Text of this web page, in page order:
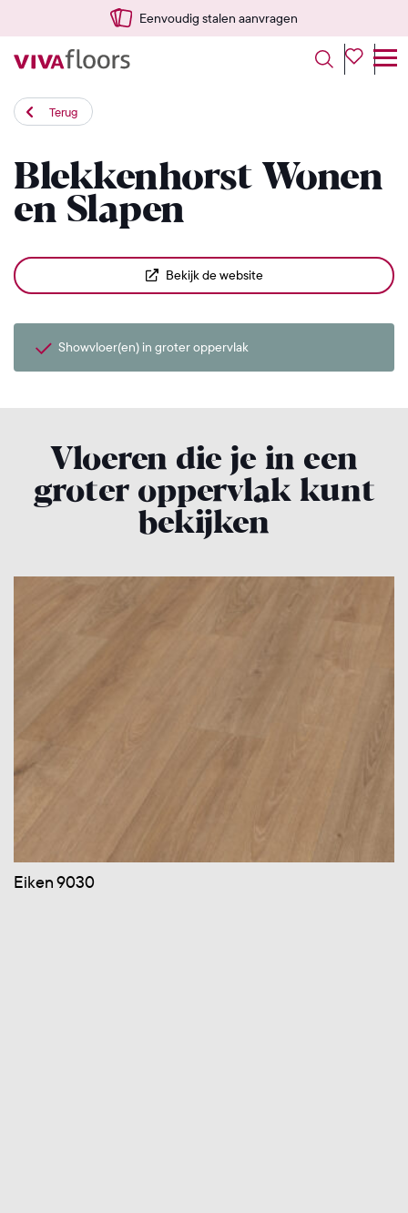
Eenvoudig stalen aanvragen
Terug
Blekkenhorst Wonen
en Slapen
Bekijk de website
Showvloer(en) in groter oppervlak
Vloeren die je in een
groter oppervlak kunt
bekijken
Eiken 9030